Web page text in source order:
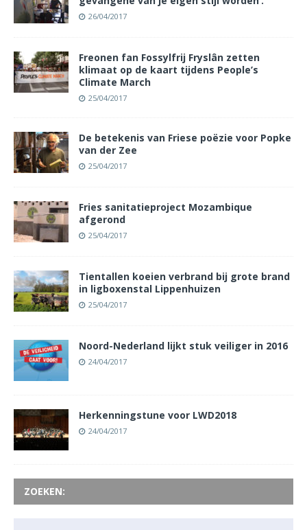
26/04/2017
Freonen fan Fossylfrij Fryslân zetten
klimaat op de kaart tijdens People’s
Climate March
25/04/2017
De betekenis van Friese poëzie voor Popke
van der Zee
25/04/2017
Fries sanitatieproject Mozambique
afgerond
25/04/2017
Tientallen koeien verbrand bij grote brand
in ligboxenstal Lippenhuizen
25/04/2017
Noord-Nederland lijkt stuk veiliger in 2016
24/04/2017
Herkenningstune voor LWD2018
24/04/2017
ZOEKEN: